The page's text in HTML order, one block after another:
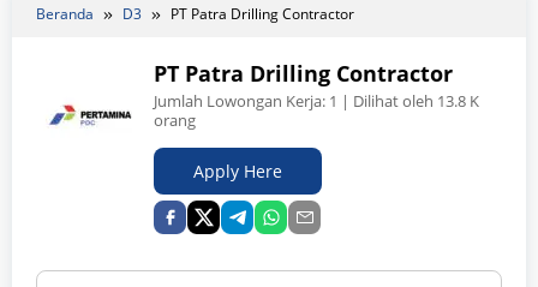
Beranda D3 PT Patra Drilling Contractor
PT Patra Drilling Contractor
Jumlah Lowongan Kerja: 1 | Dilihat oleh 13.8 K
orang
Apply Here